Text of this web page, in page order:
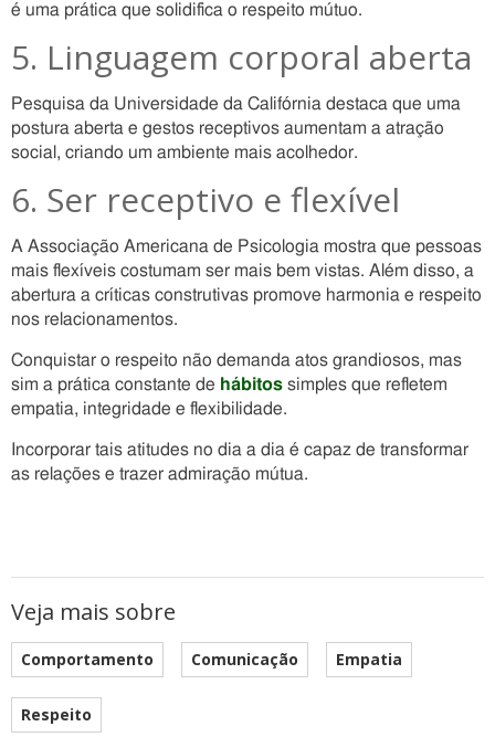
é uma prática que solidifica o respeito mútuo.
5. Linguagem corporal aberta
Pesquisa da Universidade da Califórnia destaca que uma
postura aberta e gestos receptivos aumentam a atração
social, criando um ambiente mais acolhedor.
6. Ser receptivo e flexível
A Associação Americana de Psicologia mostra que pessoas
mais flexíveis costumam ser mais bem vistas. Além disso, a
abertura a críticas construtivas promove harmonia e respeito
nos relacionamentos.
Conquistar o respeito não demanda atos grandiosos, mas
sim a prática constante de hábitos simples que refletem
empatia, integridade e flexibilidade.
Incorporar tais atitudes no dia a dia é capaz de transformar
as relações e trazer admiração mútua.
Veja mais sobre
Comportamento Comunicação Empatia
Respeito